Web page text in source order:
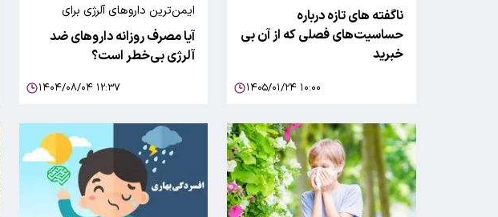
راههای پیشگیری
ناگفته های تازه درباره
حساسیت‌های فصلی که از آن بی
خبرید
۱۴۰۵/۰۱/۲۴ ۱۰:۰۰
ایمن‌ترین داروهای آلرژی برای
مصرف طولانی‌مدت
آیا مصرف روزانه داروهای ضد
آلرژی بی‌خطر است؟
۱۴۰۴/۰۸/۰۴ ۱۲:۳۷